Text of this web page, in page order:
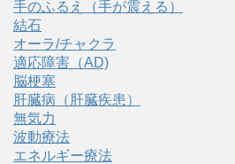
手のふるえ（手が震える）
結石
オーラ/チャクラ
適応障害（AD)
脳梗塞
肝臓病（肝臓疾患）
無気力
波動療法
エネルギー療法